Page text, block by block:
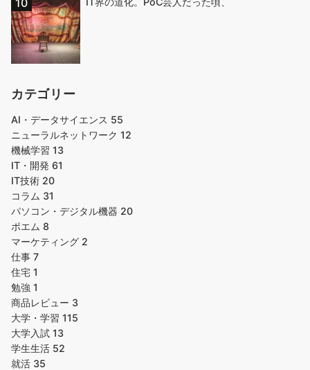
カテゴリー
AI・データサイエンス 55
ニューラルネットワーク 12
機械学習 13
IT・開発 61
IT技術 20
コラム 31
パソコン・デジタル機器 20
ポエム 8
マーケティング 2
仕事 7
住宅 1
勉強 1
商品レビュー 3
大学・学習 115
大学入試 13
学生生活 52
就活 35